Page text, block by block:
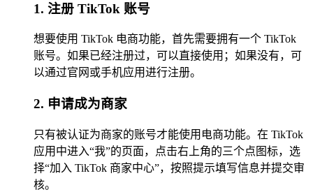
1. 注册 TikTok 账号
想要使用 TikTok 电商功能，首先需要拥有一个 TikTok
账号。如果已经注册过，可以直接使用；如果没有，可
以通过官网或手机应用进行注册。
2. 申请成为商家
只有被认证为商家的账号才能使用电商功能。在 TikTok
应用中进入“我”的页面，点击右上角的三个点图标，选
择“加入 TikTok 商家中心”，按照提示填写信息并提交审
核。